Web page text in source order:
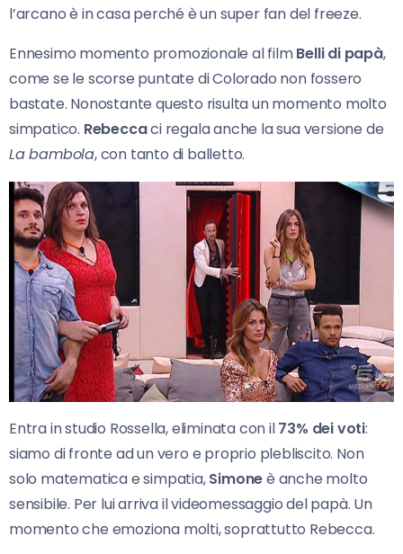
l’arcano è in casa perché è un super fan del freeze.
Ennesimo momento promozionale al filmBelli di papà,
come se le scorse puntate di Colorado non fossero
bastate. Nonostante questo risulta un momento molto
simpatico. Rebeccaci regala anche la sua versione de
La bambola, con tanto di balletto.
Entra in studio Rossella, eliminata con il73% dei voti:
siamo di fronte ad un vero e proprio plebliscito. Non
solo matematica e simpatia,Simoneè anche molto
sensibile. Per lui arriva il videomessaggio del papà. Un
momento che emoziona molti, soprattutto Rebecca.